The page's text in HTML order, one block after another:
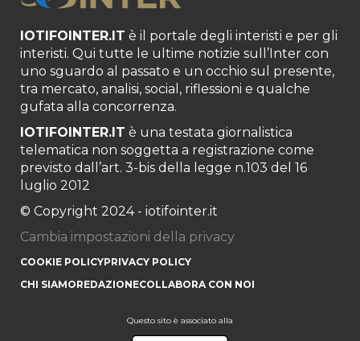
IOTIFOINTER.IT è il portale degli interisti e per gli
interisti. Qui tutte le ultime notizie sull’Inter con
uno sguardo al passato e un occhio sul presente,
tra mercato, analisi, social, riflessioni e qualche
gufata alla concorrenza.
IOTIFOINTER.IT è una testata giornalistica
telematica non soggetta a registrazione come
previsto dall’art. 3-bis della legge n.103 del 16
luglio 2012
© Copyright 2024 - iotifointer.it
Cambia impostazioni della privacy
COOKIE POLICYPRIVACY POLICY
CHI SIAMOREDAZIONECOLLABORA CON NOI
Questo sito è associato alla